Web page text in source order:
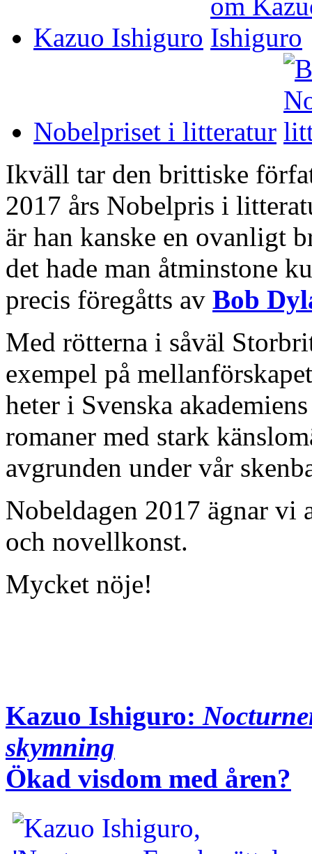
Kazuo Ishiguro
Nobelpriset i litteratur
Ikväll tar den brittiske
2017 års Nobelpris i
är han kanske en ovanligt
det hade man åtminstone
precis föregåtts av Bob
Med rötterna i såväl
exempel på
heter i Svenska
romaner med stark
avgrunden under vår
Nobeldagen 2017 ägnar vi
och novellkonst.
Mycket nöje!
Kazuo Ishiguro:
skymning
Ökad visdom med åren?